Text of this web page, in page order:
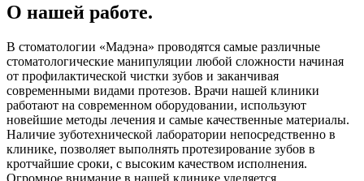
О нашей работе.
В стоматологии «Мадэна» проводятся самые различные
стоматологические манипуляции любой сложности начиная
от профилактической чистки зубов и заканчивая
современными видами протезов. Врачи нашей клиники
работают на современном оборудовании, используют
новейшие методы лечения и самые качественные материалы.
Наличие зуботехнической лаборатории непосредственно в
клинике, позволяет выполнять протезирование зубов в
кротчайшие сроки, с высоким качеством исполнения.
Огромное внимание в нашей клинике уделяется